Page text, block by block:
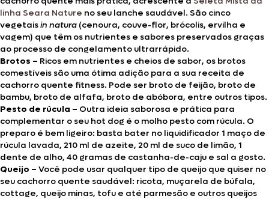
linha Seara Nature no seu lanche saudável. São cinco
vegetaisin natura (cenoura, couve-flor, brócolis, ervilha e
vagem) que têm os nutrientes e sabores preservados graças
ao processo de congelamento ultrarrápido.
Brotos – Ricos em nutrientes e cheios de sabor, os brotos
comestíveis são uma ótima adição para a sua receita de
cachorro quente fitness. Pode ser broto de feijão, broto de
bambu, broto de alfafa, broto de abóbora, entre outros tipos.
Pesto de rúcula – Outra ideia saborosa e prática para
complementar o seu hot dog é o molho pesto com rúcula. O
preparo é bem ligeiro: basta bater no liquidificador 1 maço de
rúcula lavada, 210 ml de azeite, 20 ml de suco de limão, 1
dente de alho, 40 gramas de castanha-de-caju e sal a gosto.
Queijo – Você pode usar qualquer tipo de queijo que quiser no
seu cachorro quente saudável: ricota, muçarela de búfala,
cottage, queijo minas, tofu e até parmesão e outros queijos